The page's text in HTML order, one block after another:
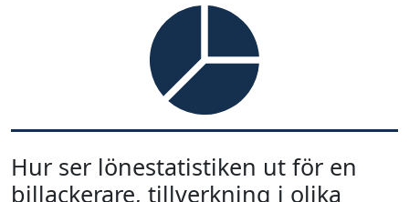
Hur ser lönestatistiken ut för en
billackerare, tillverkning i olika